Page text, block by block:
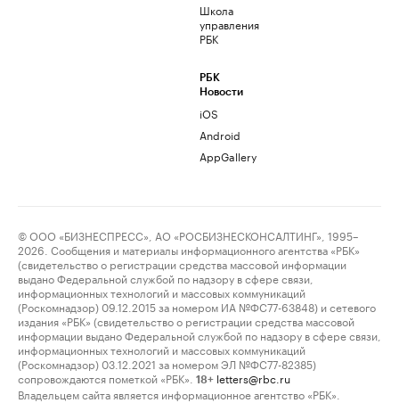
Школа
управления
РБК
РБК
Новости
iOS
Android
AppGallery
© ООО «БИЗНЕСПРЕСС», АО «РОСБИЗНЕСКОНСАЛТИНГ», 1995–
2026. Сообщения и материалы информационного агентства «РБК»
(свидетельство о регистрации средства массовой информации
выдано Федеральной службой по надзору в сфере связи,
информационных технологий и массовых коммуникаций
(Роскомнадзор) 09.12.2015 за номером ИА №ФС77-63848) и сетевого
издания «РБК» (свидетельство о регистрации средства массовой
информации выдано Федеральной службой по надзору в сфере связи,
информационных технологий и массовых коммуникаций
(Роскомнадзор) 03.12.2021 за номером ЭЛ №ФС77-82385)
сопровождаются пометкой «РБК».
18+ letters@rbc.ru
Владельцем сайта является информационное агентство «РБК».